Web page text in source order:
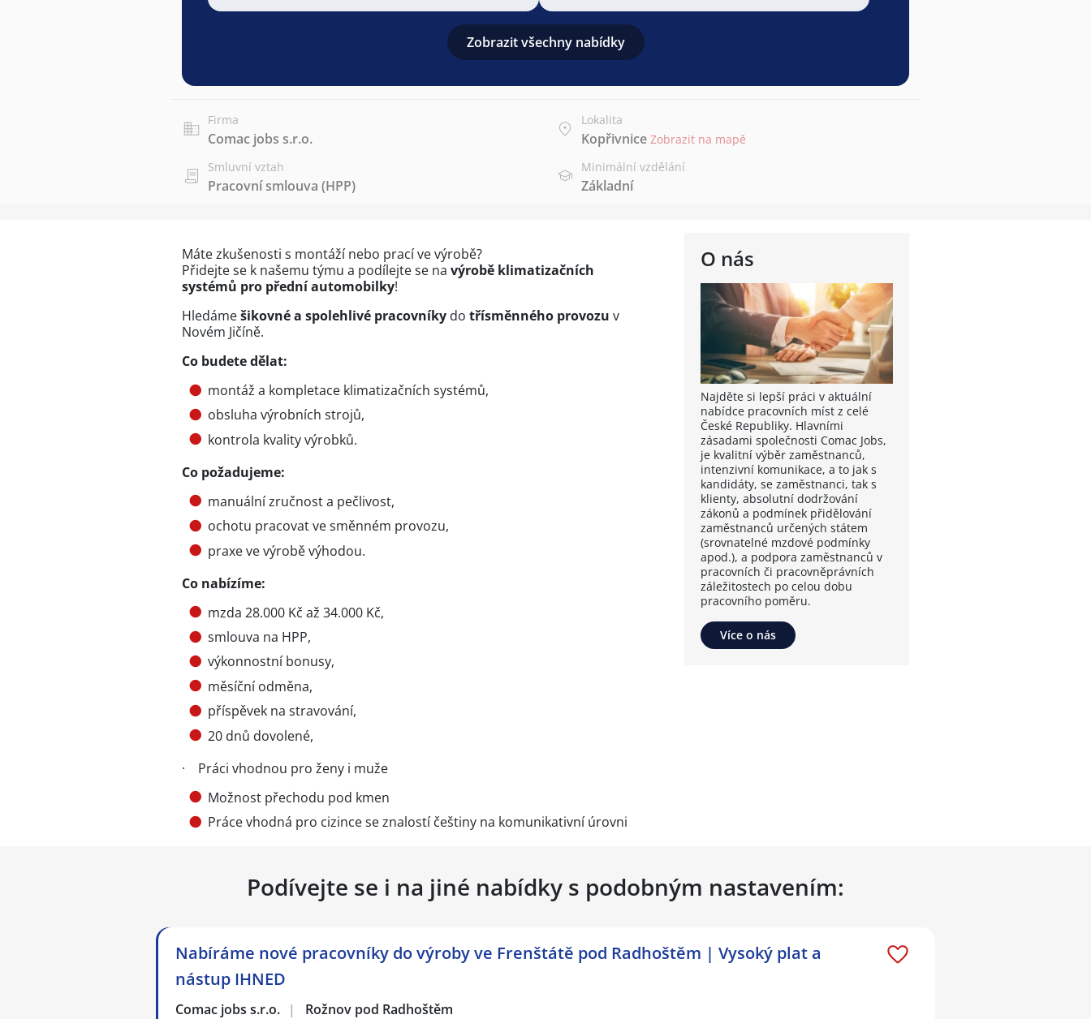
Zobrazit všechny nabídky
Firma
Comac jobs s.r.o.
Lokalita
Kopřivnice Zobrazit na mapě
Smluvní vztah
Pracovní smlouva (HPP)
Minimální vzdělání
Základní
O nás
Najděte si lepší práci v aktuální
nabídce pracovních míst z celé
České Republiky. Hlavními
zásadami společnosti Comac Jobs,
je kvalitní výběr zaměstnanců,
intenzivní komunikace, a to jak s
kandidáty, se zaměstnanci, tak s
klienty, absolutní dodržování
zákonů a podmínek přidělování
zaměstnanců určených státem
(srovnatelné mzdové podmínky
apod.), a podpora zaměstnanců v
pracovních či pracovněprávních
záležitostech po celou dobu
pracovního poměru.
Více o nás
Máte zkušenosti s montáží nebo prací ve výrobě?
Přidejte se k našemu týmu a podílejte se na výrobě klimatizačních
systémů pro přední automobilky!
Hledámešikovné a spolehlivé pracovníky do třísměnného provozu v
Novém Jičíně.
Co budete dělat:
montáž a kompletace klimatizačních systémů,
obsluha výrobních strojů,
kontrola kvality výrobků.
Co požadujeme:
manuální zručnost a pečlivost,
ochotu pracovat ve směnném provozu,
praxe ve výrobě výhodou.
Co nabízíme:
mzda 28.000 Kč až 34.000 Kč,
smlouva na HPP,
výkonnostní bonusy,
měsíční odměna,
příspěvek na stravování,
20 dnů dovolené,
· Práci vhodnou pro ženy i muže
Možnost přechodu pod kmen
Práce vhodná pro cizince se znalostí češtiny na komunikativní úrovni
Podívejte se i na jiné nabídky s podobným nastavením:
Nabíráme nové pracovníky do výroby ve Frenštátě pod Radhoštěm | Vysoký plat a
nástup IHNED
Comac jobs s.r.o. | Rožnov pod Radhoštěm